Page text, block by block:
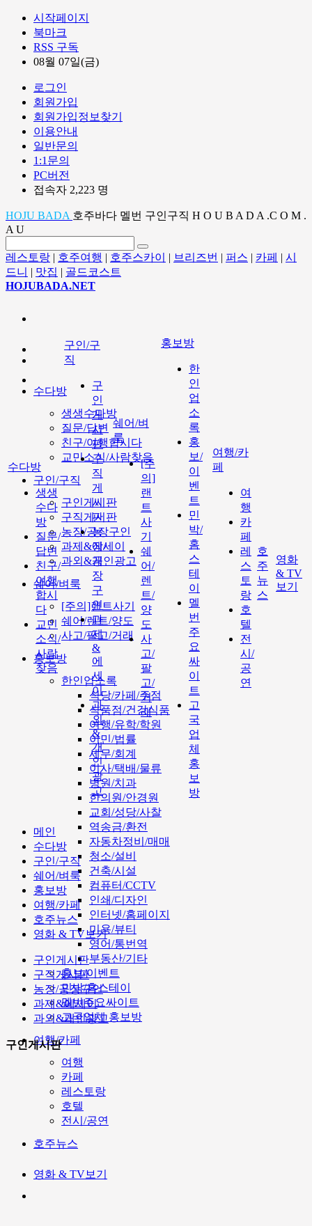
시작페이지
북마크
RSS 구독
08월 07일(금)
로그인
회원가입
회원가입정보찾기
이용안내
일반문의
1:1문의
PC버전
접속자 2,223 명
HOJU BADA 호주바다 멜번 구인구직 H O U B A D A .C O M .
A U
레스토랑 | 호주여행 | 호주스카이 | 브리즈번 | 퍼스 | 카페 | 시
드니 | 맛집 | 골드코스트
HOJUBADA.NET
수다방
생생수다방
질문/답변
친구/여행합시다
교민소식/사람찾음
구인/구직
구인게시판
구직게시판
농장/공장구인
과제&에세이
과외&개인광고
쉐어/벼룩
[주의]랜트사기
쉐어/렌트/양도
사고/팔고/거래
홍보방
한인업소록
식당/카페/주점
식품점/건강식품
여행/유학/학원
이민/법률
세무/회계
이사/택배/물류
병원/치과
한의원/안경원
교회/성당/사찰
역송금/환전
자동차정비/매매
청소/설비
건축/시설
컴퓨터/CCTV
인쇄/디자인
인터넷/홈페이지
미용/뷰티
영어/통번역
부동산/기타
홍보/이벤트
민박/홈스테이
멜번주요싸이트
고국업체 홍보방
여행/카페
여행
카페
레스토랑
호텔
전시/공연
호주뉴스
영화 & TV보기
수다방
생생
수다
방
질문/
답변
친구/
여행
합시
다
교민
소식/
사람
찾음
구인/구
직
구
인
게
시
판
구
직
게
시
판
농
장/
공
장
구
인
과
제
&
에
세
이
과
외
&
개
인
광
고
쉐어/벼
룩
[주
의]
랜
트
사
기
쉐
어/
렌
트/
양
도
사
고/
팔
고/
거
래
홍보방
한
인
업
소
록
홍
보/
이
벤
트
민
박/
홈
스
테
이
멜
번
주
요
싸
이
트
고
국
업
체
홍
보
방
여행/카
페
여
행
카
페
레
스
토
랑
호
텔
전
시/
공
연
호
주
뉴
스
영화
& TV
보기
메인
수다방
구인/구직
쉐어/벼룩
홍보방
여행/카페
호주뉴스
영화 & TV보기
구인게시판
구직게시판
농장/공장구인
과제&에세이
과외&개인광고
구인게시판